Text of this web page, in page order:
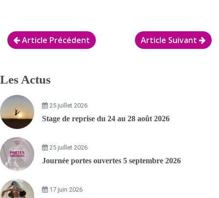
Article Précédent Article Suivant
Les Actus
25 juillet 2026
Stage de reprise du 24 au 28 août 2026
25 juillet 2026
Journée portes ouvertes 5 septembre 2026
17 juin 2026